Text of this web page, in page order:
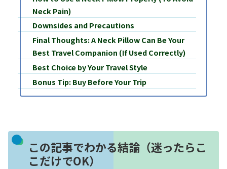
Neck Pain)
Downsides and Precautions
Final Thoughts: A Neck Pillow Can Be Your
Best Travel Companion (If Used Correctly)
Best Choice by Your Travel Style
Bonus Tip: Buy Before Your Trip
この記事でわかる結論（迷ったらこ
こだけでOK）